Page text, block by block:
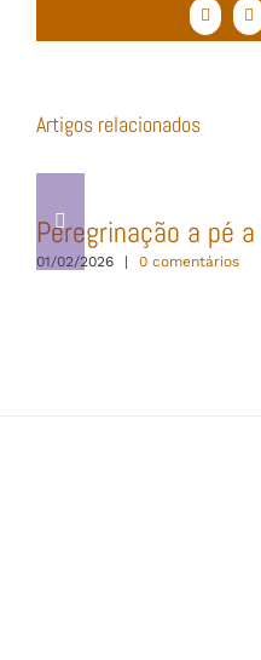
Artigos relacionados
Peregrinação a pé
01/02/2026 | 0 comentários